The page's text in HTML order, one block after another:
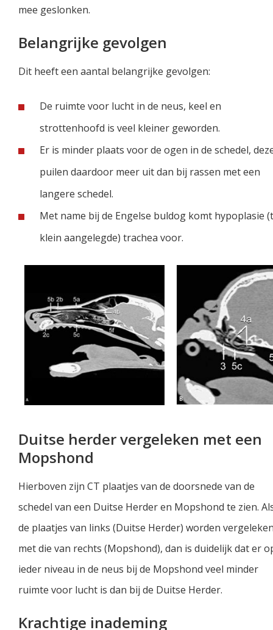
mee geslonken.
Belangrijke gevolgen
Dit heeft een aantal belangrijke gevolgen:
De ruimte voor lucht in de neus, keel en
strottenhoofd is veel kleiner geworden.
Er is minder plaats voor de ogen in de schedel,
puilen daardoor meer uit dan bij rassen met een
langere schedel.
Met name bij de Engelse buldog komt hypoplasie
klein aangelegde) trachea voor.
Duitse herder vergeleken met een
Mopshond
Hierboven zijn CT plaatjes van de doorsnede van de
schedel van een Duitse Herder en Mopshond te zien.
de plaatjes van links (Duitse Herder) worden
met die van rechts (Mopshond), dan is duidelijk dat er
ieder niveau in de neus bij de Mopshond veel minder
ruimte voor lucht is dan bij de Duitse Herder.
Krachtige inademing